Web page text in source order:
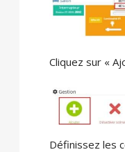
Cliquez sur «
Définissez les